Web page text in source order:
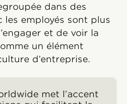
dans des
les employés sont plus
et de voir la
un élément
d’entreprise.
met l’accent